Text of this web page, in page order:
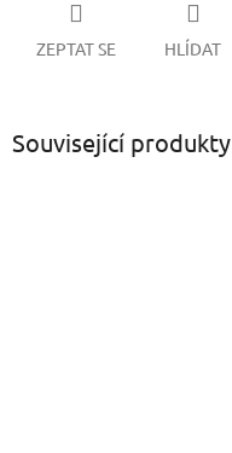
ZEPTAT SE HLÍDAT
Související produkty